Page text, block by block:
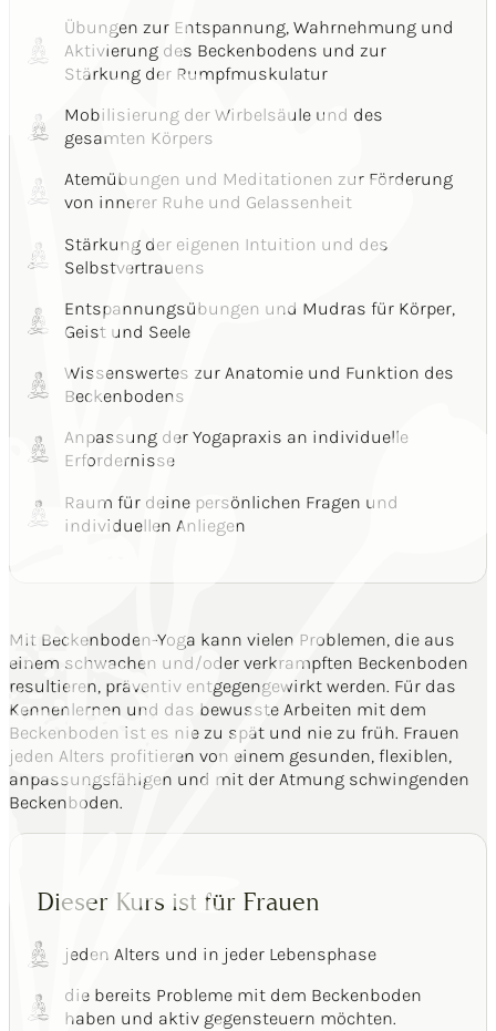
Übungen zur Entspannung, Wahrnehmung und
Aktivierung des Beckenbodens und zur
Stärkung der Rumpfmuskulatur
Mobilisierung der Wirbelsäule und des
gesamten Körpers
Atemübungen und Meditationen zur Förderung
von innerer Ruhe und Gelassenheit
Stärkung der eigenen Intuition und des
Selbstvertrauens
Entspannungsübungen und Mudras für Körper,
Geist und Seele
Wissenswertes zur Anatomie und Funktion des
Beckenbodens
Anpassung der Yogapraxis an individuelle
Erfordernisse
Raum für deine persönlichen Fragen und
individuellen Anliegen
Mit Beckenboden-Yoga kann vielen Problemen, die aus
einem schwachen und/oder verkrampften Beckenboden
resultieren, präventiv entgegengewirkt werden. Für das
Kennenlernen und das bewusste Arbeiten mit dem
Beckenboden ist es nie zu spät und nie zu früh. Frauen
jeden Alters profitieren von einem gesunden, flexiblen,
anpassungsfähigen und mit der Atmung schwingenden
Beckenboden.
Dieser Kurs ist für Frauen
jeden Alters und in jeder Lebensphase
die bereits Probleme mit dem Beckenboden
haben und aktiv gegensteuern möchten.